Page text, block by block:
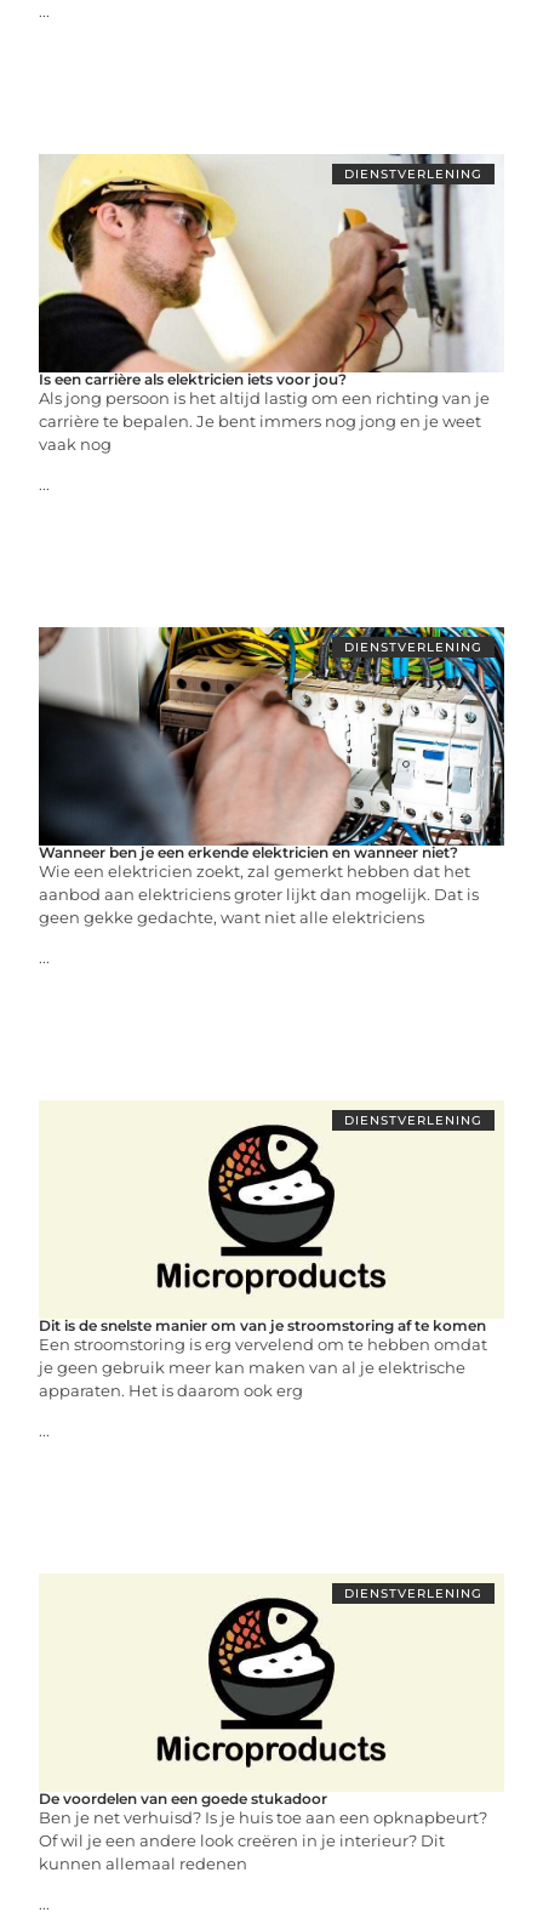
...
DIENSTVERLENING
Is een carrière als elektricien iets voor jou?
Als jong persoon is het altijd lastig om een richting van je
carrière te bepalen. Je bent immers nog jong en je weet
vaak nog
...
DIENSTVERLENING
Wanneer ben je een erkende elektricien en wanneer niet?
Wie een elektricien zoekt, zal gemerkt hebben dat het
aanbod aan elektriciens groter lijkt dan mogelijk. Dat is
geen gekke gedachte, want niet alle elektriciens
...
DIENSTVERLENING
Dit is de snelste manier om van je stroomstoring af te komen
Een stroomstoring is erg vervelend om te hebben omdat
je geen gebruik meer kan maken van al je elektrische
apparaten. Het is daarom ook erg
...
DIENSTVERLENING
De voordelen van een goede stukadoor
Ben je net verhuisd? Is je huis toe aan een opknapbeurt?
Of wil je een andere look creëren in je interieur? Dit
kunnen allemaal redenen
...